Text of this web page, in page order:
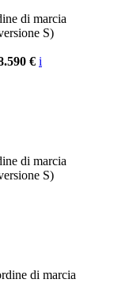
di marcia
S)
€ i
di marcia
S)
di marcia